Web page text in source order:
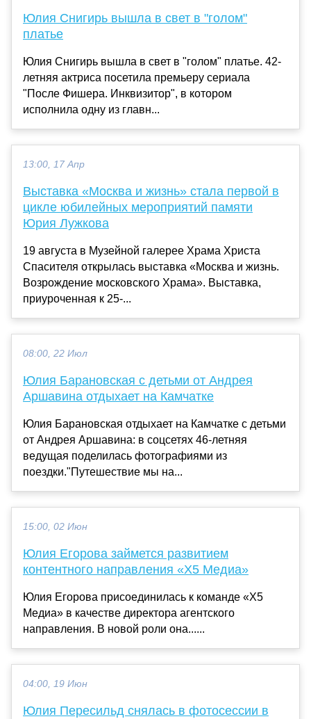
Юлия Снигирь вышла в свет в "голом"
платье
Юлия Снигирь вышла в свет в "голом" платье. 42-
летняя актриса посетила премьеру сериала
"После Фишера. Инквизитор", в котором
исполнила одну из главн...
13:00, 17 Апр
Выставка «Москва и жизнь» стала первой в
цикле юбилейных мероприятий памяти
Юрия Лужкова
19 августа в Музейной галерее Храма Христа
Спасителя открылась выставка «Москва и жизнь.
Возрождение московского Храма». Выставка,
приуроченная к 25-...
08:00, 22 Июл
Юлия Барановская с детьми от Андрея
Аршавина отдыхает на Камчатке
Юлия Барановская отдыхает на Камчатке с детьми
от Андрея Аршавина: в соцсетях 46-летняя
ведущая поделилась фотографиями из
поездки."Путешествие мы на...
15:00, 02 Июн
Юлия Егорова займется развитием
контентного направления «X5 Медиа»
Юлия Егорова присоединилась к команде «Х5
Медиа» в качестве директора агентского
направления. В новой роли она......
04:00, 19 Июн
Юлия Пересильд снялась в фотосессии в